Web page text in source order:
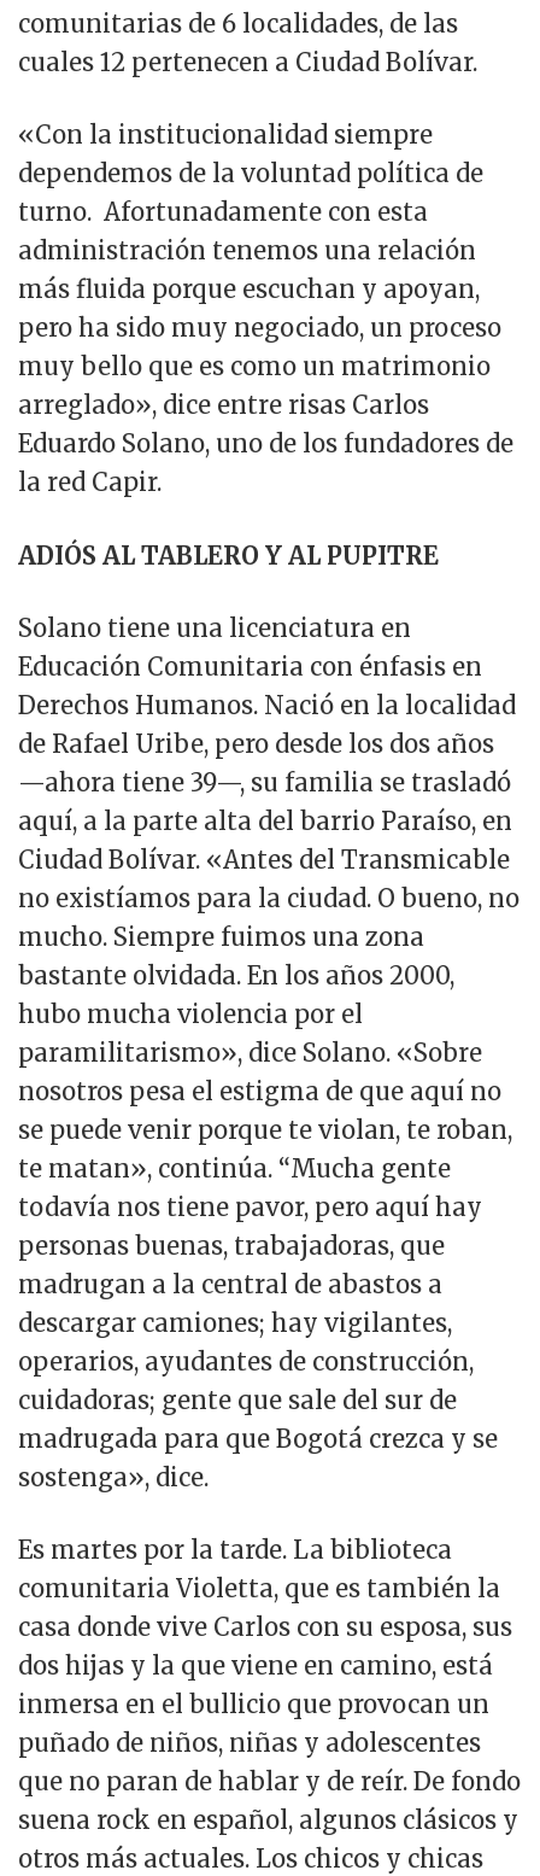
comunitarias de 6 localidades, de las
cuales 12 pertenecen a Ciudad Bolívar.
«Con la institucionalidad siempre
dependemos de la voluntad política de
turno. Afortunadamente con esta
administración tenemos una relación
más fluida porque escuchan y apoyan,
pero ha sido muy negociado, un proceso
muy bello que es como un matrimonio
arreglado», dice entre risas Carlos
Eduardo Solano, uno de los fundadores de
la red Capir.
ADIÓS AL TABLERO Y AL PUPITRE
Solano tiene una licenciatura en
Educación Comunitaria con énfasis en
Derechos Humanos. Nació en la localidad
de Rafael Uribe, pero desde los dos años
—ahora tiene 39—, su familia se trasladó
aquí, a la parte alta del barrio Paraíso, en
Ciudad Bolívar. «Antes del Transmicable
no existíamos para la ciudad. O bueno, no
mucho. Siempre fuimos una zona
bastante olvidada. En los años 2000,
hubo mucha violencia por el
paramilitarismo», dice Solano. «Sobre
nosotros pesa el estigma de que aquí no
se puede venir porque te violan, te roban,
te matan», continúa. “Mucha gente
todavía nos tiene pavor, pero aquí hay
personas buenas, trabajadoras, que
madrugan a la central de abastos a
descargar camiones; hay vigilantes,
operarios, ayudantes de construcción,
cuidadoras; gente que sale del sur de
madrugada para que Bogotá crezca y se
sostenga», dice.
Es martes por la tarde. La biblioteca
comunitaria Violetta, que es también la
casa donde vive Carlos con su esposa, sus
dos hijas y la que viene en camino, está
inmersa en el bullicio que provocan un
puñado de niños, niñas y adolescentes
que no paran de hablar y de reír. De fondo
suena rock en español, algunos clásicos y
otros más actuales. Los chicos y chicas